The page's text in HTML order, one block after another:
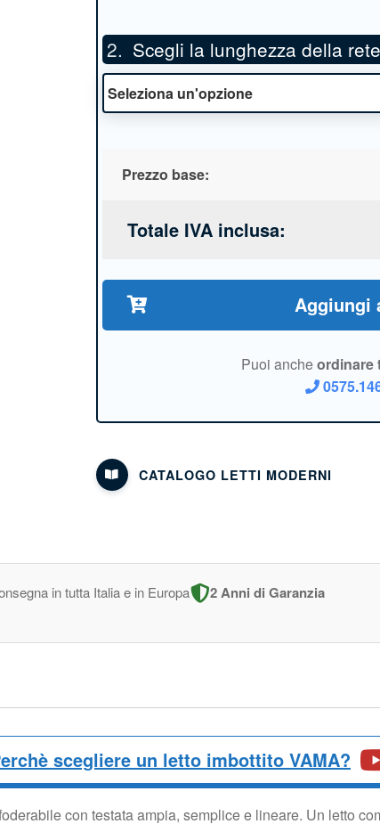
Scegli la lunghezza della rete
Prezzo base:
Totale IVA inclusa:
Aggiungi
Puoi ancheordinare
CATALOGO LETTI MODERNI
in tutta Italia e in Europa 2 Anni di Garanzia
scegliere un letto imbottito VAMA?
con testata ampia, semplice e lineare. Un letto